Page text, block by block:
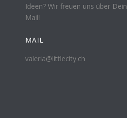
Ideen? Wir freuen uns über Dein
Mail!
MAIL
valeria@littlecity.ch